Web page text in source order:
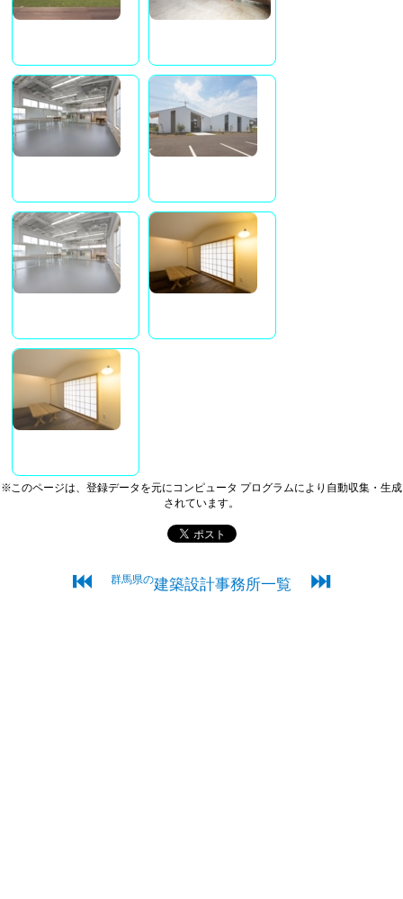
※このページは、登録データを元にコンピュータ プログラムにより自動収集・生成
されています。
⏮ 群馬県の建築設計事務所一覧 ⏭